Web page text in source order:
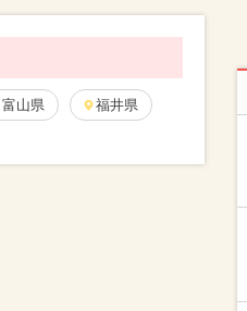
富山県 福井県